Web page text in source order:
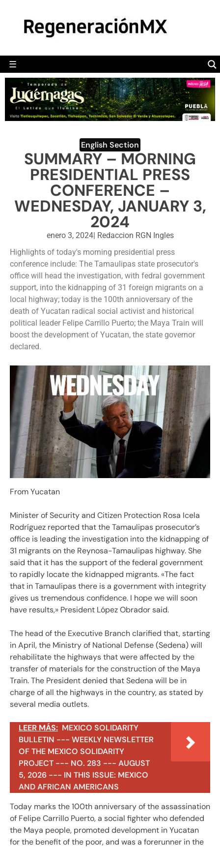
☰
POLÍTICA
CAMALEÓN
OPINIÓN
DEPORTES
ENGLISH SECTION
VIDEOS
English Section
SUMMARY – MORNING
PRESIDENTIAL PRESS
CONFERENCE –
WEDNESDAY, JANUARY 3,
2024
enero 3, 2024| Redaccion RGN Ingles
Highlights of today's morning presidential press
conference include: The Tamaulipas state prosecutor's
office will head the investigation, with fedral government
support, into the kidnapping of 31 foreign migrants on a
local highway; today is the 100th annioversary of the
death of Yucatan radical social activist and historical
political leader Felipe Carrillo Puerto; the Maya Train will
boost the development of Yucatan, the state governor
declared.
From Yucatan
Minister of Security and Citizen Protection Rosa Icela
Rodríguez reported that the Tamaulipas prosecutor’s
office is leading the investigation into the kidnapping of
31 migrants on the Reynosa-Tamaulipas highway. She
said that it has the support of the federal government
to rapidly locate the kidnapped migrants. «The fact
that in Tamaulipas there is a government with integrity
gives us tremendous confidence. I hope we will soon
have results,» President López Obrador said.
The head of the Executive Branch clarified that, starting
in April, the Ministry of National Defense (Sedena) will
rehabilitate the highways that were affected by the
transfer of materials for the construction of the Maya
Train. The President denied that Sedena will be in
charge of all the highways in the country, as stated by
several media outlets.
LEER MÁS: MEXICO SOLIDARITY
BULLETIN --- WEEKLY NEWSLETTER
OF THE MEXICO SOLIDARITY
PROJECT --- NO. 283 --- AUGUST
5, 2026 --- IN THIS ISSUE: MEXICO
AND AFRICAN AMERICANS
Today marks the 100th anniversary of the assassination
of Felipe Carrillo Puerto, a social fighter who defended
the Maya people, promoted development in Yucatan
for the benefit of the poor, and was a forerunner in the